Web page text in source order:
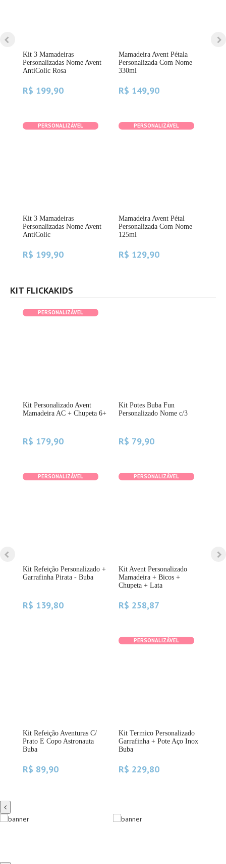
Kit 3 Mamadeiras
Personalizadas Nome Avent
AntiColic Rosa
R$ 199,90
PERSONALIZÁVEL
Kit 3 Mamadeiras
Personalizadas Nome Avent
AntiColic
R$ 199,90
Mamadeira Avent Pétala
Personalizada Com Nome
330ml
R$ 149,90
PERSONALIZÁVEL
Mamadeira Avent Pétal
Personalizada Com Nome
125ml
R$ 129,90
KIT FLICKAKIDS
PERSONALIZÁVEL
Kit Personalizado Avent
Mamadeira AC + Chupeta 6+
R$ 179,90
PERSONALIZÁVEL
Kit Refeição Personalizado +
Garrafinha Pirata - Buba
R$ 139,80
Kit Refeição Aventuras C/
Prato E Copo Astronauta
Buba
R$ 89,90
Kit Potes Buba Fun
Personalizado Nome c/3
R$ 79,90
PERSONALIZÁVEL
Kit Avent Personalizado
Mamadeira + Bicos +
Chupeta + Lata
R$ 258,87
PERSONALIZÁVEL
Kit Termico Personalizado
Garrafinha + Pote Aço Inox
Buba
R$ 229,80